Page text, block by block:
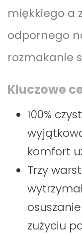
miękkiego a
odpornego
rozmakanie
Kluczowe
100%
komfort
Trzy
zużyciu